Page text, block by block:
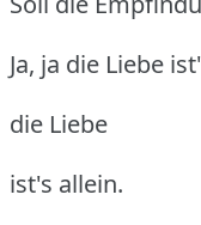
Ja, ja die Liebe
die Liebe
ist's allein.